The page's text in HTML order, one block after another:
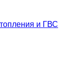
и ГВС